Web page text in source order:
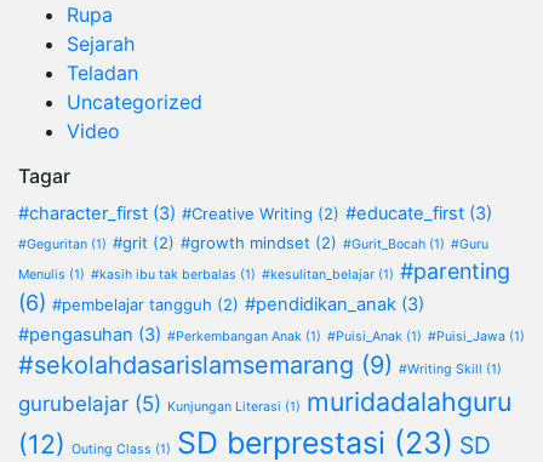
Rupa
Sejarah
Teladan
Uncategorized
Video
Tagar
#character_first (3) #Creative Writing (2) #educate_first (3)
#Geguritan (1) #grit (2) #growth mindset (2) #Gurit_Bocah (1) #Guru
Menulis (1) #kasih ibu tak berbalas (1) #kesulitan_belajar (1) #parenting
(6) #pembelajar tangguh (2) #pendidikan_anak (3)
#pengasuhan (3) #Perkembangan Anak (1) #Puisi_Anak (1) #Puisi_Jawa (1)
#sekolahdasarislamsemarang (9) #Writing Skill (1)
gurubelajar (5) Kunjungan Literasi (1) muridadalahguru
(12) Outing Class (1) SD berprestasi (23) SD